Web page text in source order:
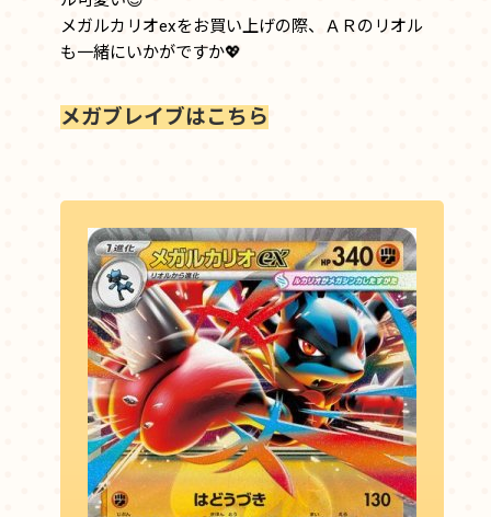
メガルカリオexをお買い上げの際、ＡＲのリオル
も一緒にいかがですか💖
メガブレイブはこちら